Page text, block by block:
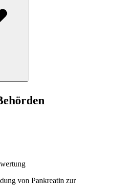
von Pankreatin zur